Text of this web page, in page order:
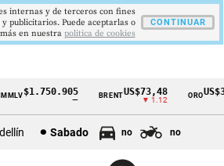
$1.750.905 BRENTUS$73,48
▼ 1.12
ORO
Sabado no no
internas y de terceros con fines
publicitarios. Puede aceptarlas o
en nuestra politica de cookies
CONTINUAR